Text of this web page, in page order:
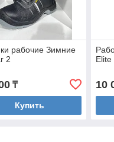
рабочие Зимние
2
₸
Купить
Elite
10